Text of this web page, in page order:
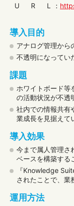
導入目的
アナログ管理から
不透明になってい
課題
ホワイトボード等
の活動状況が不透
社内での情報共有
業成長を見据えて
導入効果
今まで属人管理さ
ベースを構築する
『Knowledge
されたことで、業
運用方法
U R L ：